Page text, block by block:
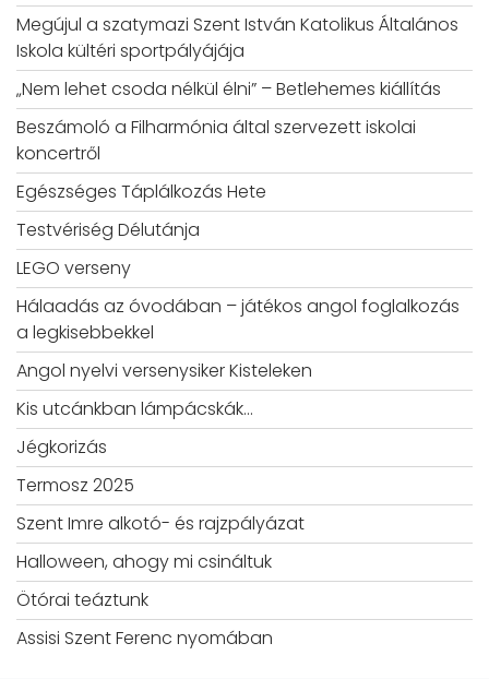
Megújul a szatymazi Szent István Katolikus Általános
Iskola kültéri sportpályájája
„Nem lehet csoda nélkül élni” – Betlehemes kiállítás
Beszámoló a Filharmónia által szervezett iskolai
koncertről
Egészséges Táplálkozás Hete
Testvériség Délutánja
LEGO verseny
Hálaadás az óvodában – játékos angol foglalkozás
a legkisebbekkel
Angol nyelvi versenysiker Kisteleken
Kis utcánkban lámpácskák…
Jégkorizás
Termosz 2025
Szent Imre alkotó- és rajzpályázat
Halloween, ahogy mi csináltuk
Ötórai teáztunk
Assisi Szent Ferenc nyomában